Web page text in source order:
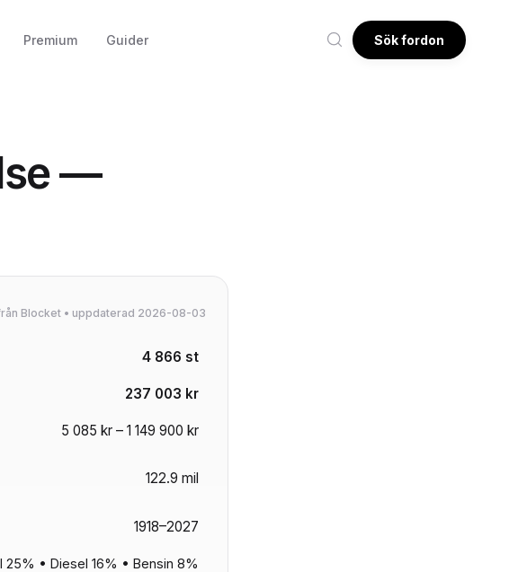
Premium Guider Sök fordon
—
Blocket • uppdaterad 2026-08-03
4 866 st
237 003 kr
5 085 kr – 1 149 900 kr
122.9 mil
1918–2027
25% • Diesel 16% • Bensin 8%